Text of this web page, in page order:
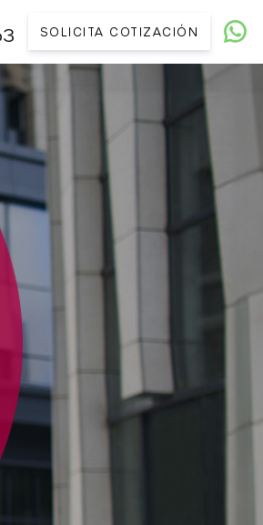
SOLICITA COTIZACIÓN